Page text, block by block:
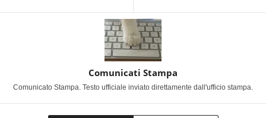
Comunicati Stampa
Comunicato Stampa. Testo ufficiale inviato direttamente dall'ufficio stampa.